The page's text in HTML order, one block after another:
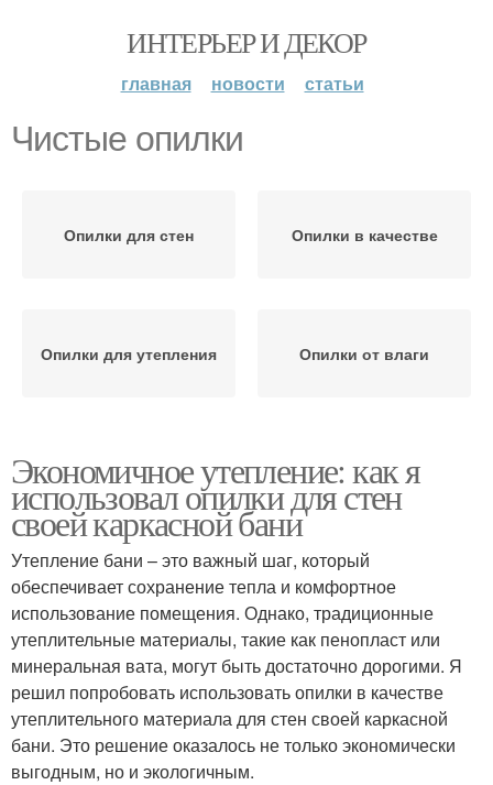
ИНТЕРЬЕР И ДЕКОР
главная новости статьи
Чистые опилки
Опилки для стен Опилки в качестве
Опилки для утепления Опилки от влаги
Экономичное утепление: как я
использовал опилки для стен
своей каркасной бани
Утепление бани – это важный шаг, который
обеспечивает сохранение тепла и комфортное
использование помещения. Однако, традиционные
утеплительные материалы, такие как пенопласт или
минеральная вата, могут быть достаточно дорогими. Я
решил попробовать использовать опилки в качестве
утеплительного материала для стен своей каркасной
бани. Это решение оказалось не только экономически
выгодным, но и экологичным.